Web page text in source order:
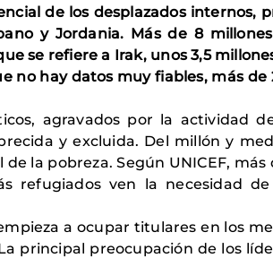
de los desplazados internos,
y Jordania. Más de 8
se refiere a Irak, unos 3,5
no hay datos muy fiables, más
agravados por la actividad
y excluida. Del millón y
la pobreza. Según UNICEF,
refugiados ven la necesidad
a ocupar titulares en los
principal preocupación de los